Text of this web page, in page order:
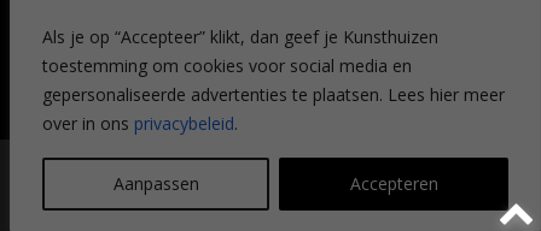
Als je op “Accepteer” klikt, dan geef je Kunsthuizen
toestemming om cookies voor social media en
gepersonaliseerde advertenties te plaatsen. Lees hier meer
over in ons privacybeleid.
Aanpassen Accepteren
© Kunsthuizen 2026 All rights reserved | Disclaimer|
statement
Legit